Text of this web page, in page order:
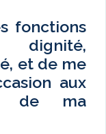
fonctions
et de me
aux
de ma